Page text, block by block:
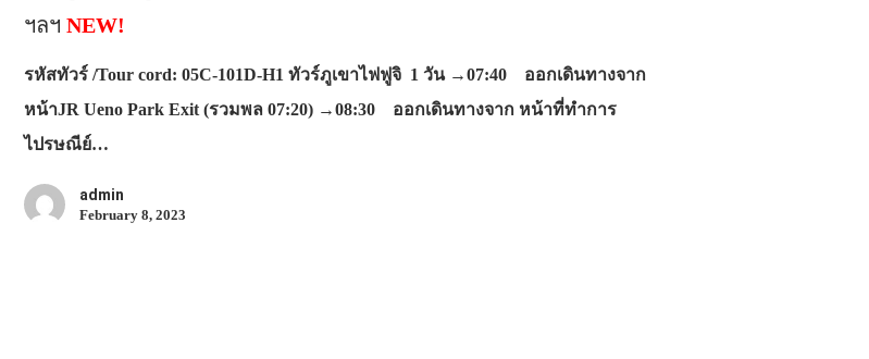
ฯลฯNEW!
รหัสทัวร์ /Tour cord: 05C-101D-H1 ทัวร์ภูเขาไฟฟูจิ 1 วัน →07:40 ออกเดินทางจาก
หน้าJR Ueno Park Exit (รวมพล 07:20) →08:30 ออกเดินทางจาก หน้าที่ทำการ
ไปรษณีย์…
admin
February 8, 2023